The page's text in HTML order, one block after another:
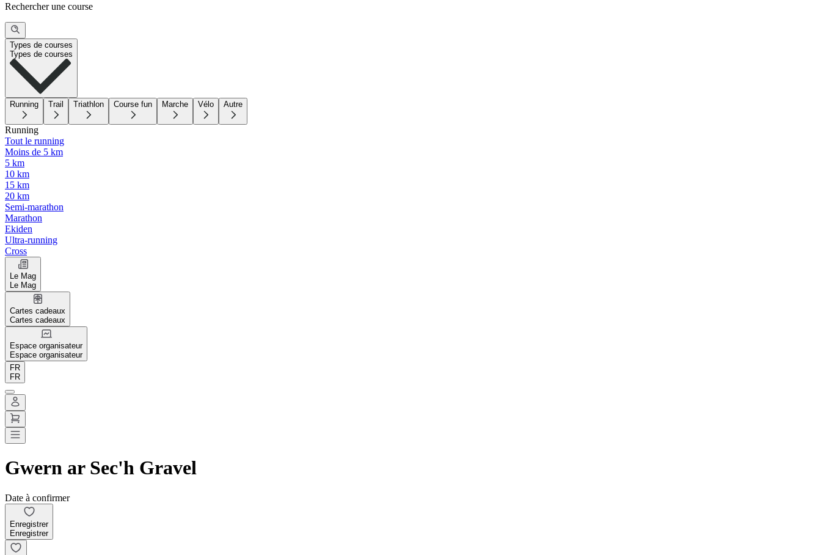
Rechercher une course
Types de courses
Types de courses
Running Trail Triathlon Course fun Marche Vélo Autre
Running
Tout le running
Moins de 5 km
5 km
10 km
15 km
20 km
Semi-marathon
Marathon
Ekiden
Ultra-running
Cross
Le Mag
Le Mag
Cartes cadeaux
Cartes cadeaux
Espace organisateur
Espace organisateur
FR
FR
Gwern ar Sec'h Gravel
Date à confirmer
Enregistrer
Enregistrer